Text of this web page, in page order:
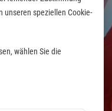
speziellen Cookie-
wählen Sie die